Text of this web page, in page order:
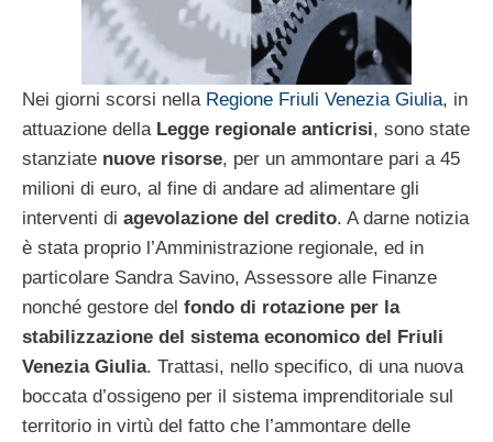
Nei giorni scorsi nella Regione Friuli Venezia Giulia, in
attuazione della Legge regionale anticrisi, sono state
stanziate nuove risorse, per un ammontare pari a 45
milioni di euro, al fine di andare ad alimentare gli
interventi di agevolazione del credito. A darne notizia
è stata proprio l’Amministrazione regionale, ed in
particolare Sandra Savino, Assessore alle Finanze
nonché gestore del fondo di rotazione per la
stabilizzazione del sistema economico del Friuli
Venezia Giulia. Trattasi, nello specifico, di una nuova
boccata d’ossigeno per il sistema imprenditoriale sul
territorio in virtù del fatto che l’ammontare delle